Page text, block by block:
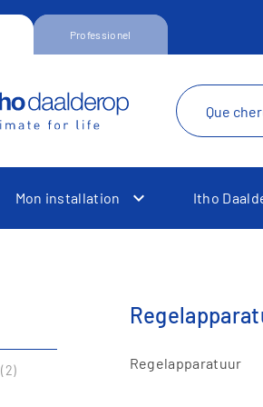
Professionel
Mon installation
Itho
(2)
Regelapparatuur